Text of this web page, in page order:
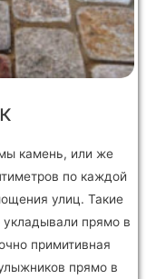
камень, или же
по каждой
улиц. Такие
укладывали прямо в
примитивная
прямо в